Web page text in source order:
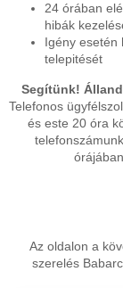
24 órában
hibák
Igény esetén
telepitését
Segítünk!
Telefonos
és este 20 óra
Az oldalon a
szerelés